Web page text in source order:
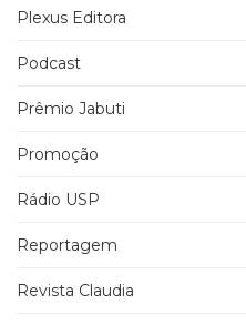
Plexus Editora
Podcast
Prêmio Jabuti
Promoção
Rádio USP
Reportagem
Revista Claudia